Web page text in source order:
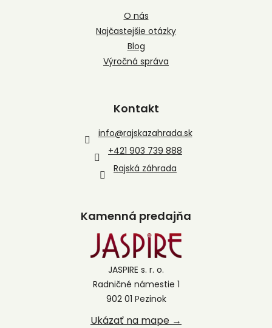
O nás
Najčastejšie otázky
Blog
Výročná správa
Kontakt
info@rajskazahrada.sk
+421 903 739 888
Rajská záhrada
Kamenná predajňa
JASPIRE s. r. o.
Radničné námestie 1
902 01 Pezinok
Ukázať na mape →